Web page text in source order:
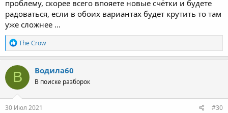
проблему, скорее всего впояете новые счётки и будете
радоваться, если в обоих вариантах будет крутить то там
уже сложнее ...
Р
е
а
к
ц
и
и
:
The Crow
В Водила60
В поиске разборок
30 Июл 2021 #30